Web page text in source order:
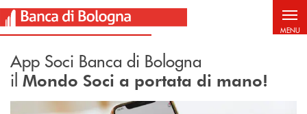
Salta al contenuto principale
MENU
App Soci Banca di Bologna
il Mondo Soci a portata di mano!